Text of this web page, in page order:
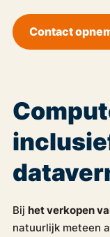
Contact
Bij het verkopen
natuurlijk meteen